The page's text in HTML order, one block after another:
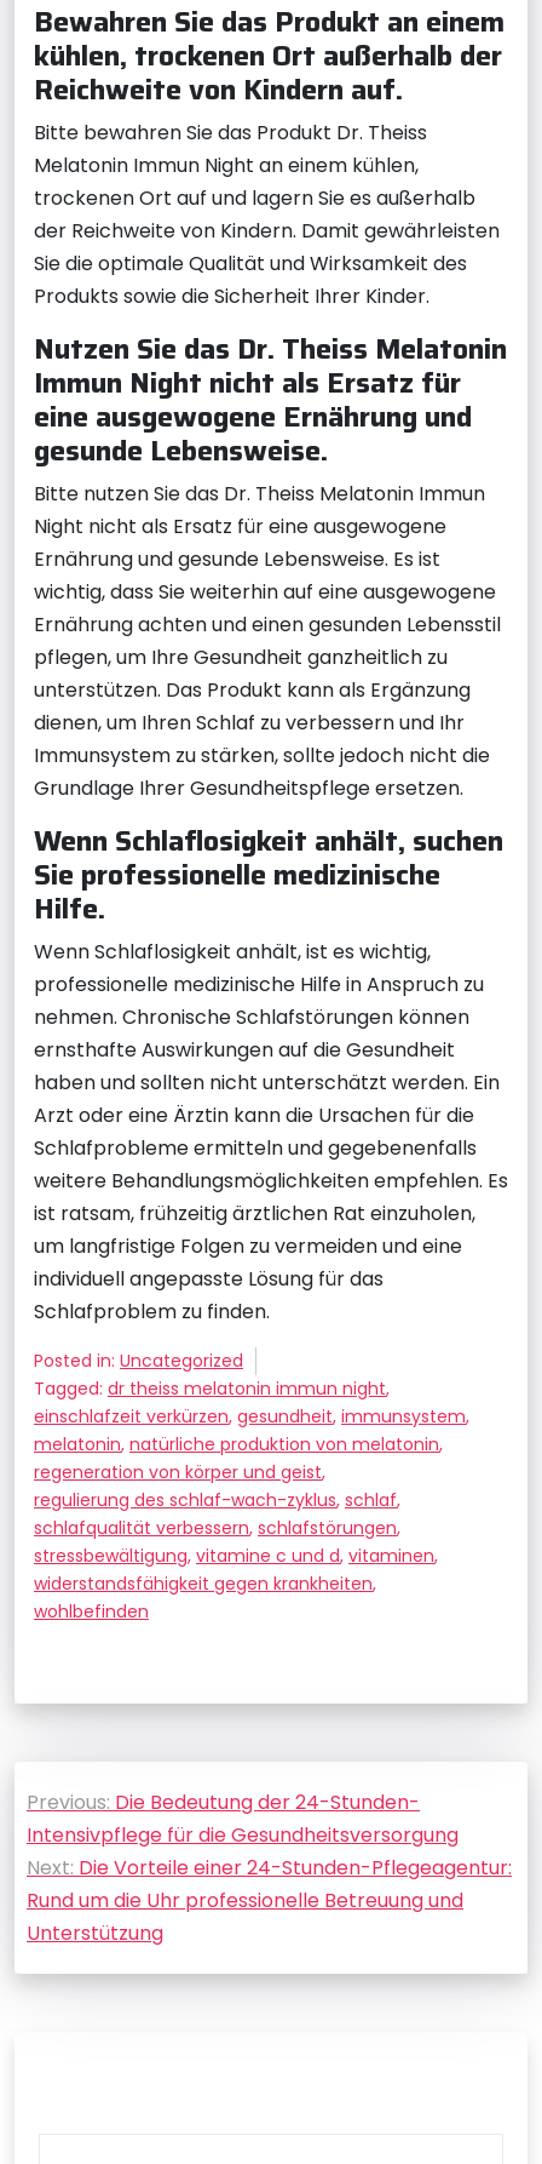
Bewahren Sie das Produkt an einem
kühlen, trockenen Ort außerhalb der
Reichweite von Kindern auf.
Bitte bewahren Sie das Produkt Dr. Theiss
Melatonin Immun Night an einem kühlen,
trockenen Ort auf und lagern Sie es außerhalb
der Reichweite von Kindern. Damit gewährleisten
Sie die optimale Qualität und Wirksamkeit des
Produkts sowie die Sicherheit Ihrer Kinder.
Nutzen Sie das Dr. Theiss Melatonin
Immun Night nicht als Ersatz für
eine ausgewogene Ernährung und
gesunde Lebensweise.
Bitte nutzen Sie das Dr. Theiss Melatonin Immun
Night nicht als Ersatz für eine ausgewogene
Ernährung und gesunde Lebensweise. Es ist
wichtig, dass Sie weiterhin auf eine ausgewogene
Ernährung achten und einen gesunden Lebensstil
pflegen, um Ihre Gesundheit ganzheitlich zu
unterstützen. Das Produkt kann als Ergänzung
dienen, um Ihren Schlaf zu verbessern und Ihr
Immunsystem zu stärken, sollte jedoch nicht die
Grundlage Ihrer Gesundheitspflege ersetzen.
Wenn Schlaflosigkeit anhält, suchen
Sie professionelle medizinische
Hilfe.
Wenn Schlaflosigkeit anhält, ist es wichtig,
professionelle medizinische Hilfe in Anspruch zu
nehmen. Chronische Schlafstörungen können
ernsthafte Auswirkungen auf die Gesundheit
haben und sollten nicht unterschätzt werden. Ein
Arzt oder eine Ärztin kann die Ursachen für die
Schlafprobleme ermitteln und gegebenenfalls
weitere Behandlungsmöglichkeiten empfehlen. Es
ist ratsam, frühzeitig ärztlichen Rat einzuholen,
um langfristige Folgen zu vermeiden und eine
individuell angepasste Lösung für das
Schlafproblem zu finden.
Posted in: Uncategorized
Tagged: dr theiss melatonin immun night,
einschlafzeit verkürzen, gesundheit, immunsystem,
melatonin, natürliche produktion von melatonin,
regeneration von körper und geist,
regulierung des schlaf-wach-zyklus, schlaf,
schlafqualität verbessern, schlafstörungen,
stressbewältigung, vitamine c und d, vitaminen,
widerstandsfähigkeit gegen krankheiten,
wohlbefinden
Beitragsnavigation
Previous: Die Bedeutung der 24-Stunden-
Intensivpflege für die Gesundheitsversorgung
Next: Die Vorteile einer 24-Stunden-Pflegeagentur:
Rund um die Uhr professionelle Betreuung und
Unterstützung